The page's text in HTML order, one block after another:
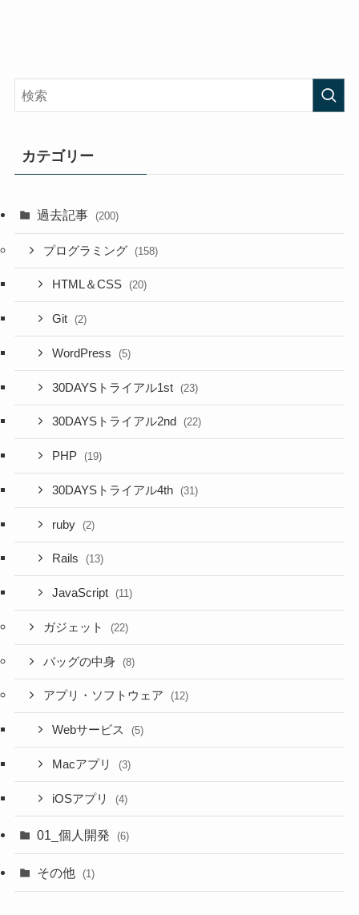
カテゴリー
過去記事 (200)
プログラミング (158)
HTML＆CSS (20)
Git (2)
WordPress (5)
30DAYSトライアル1st (23)
30DAYSトライアル2nd (22)
PHP (19)
30DAYSトライアル4th (31)
ruby (2)
Rails (13)
JavaScript (11)
ガジェット (22)
バッグの中身 (8)
アプリ・ソフトウェア (12)
Webサービス (5)
Macアプリ (3)
iOSアプリ (4)
01_個人開発 (6)
その他 (1)